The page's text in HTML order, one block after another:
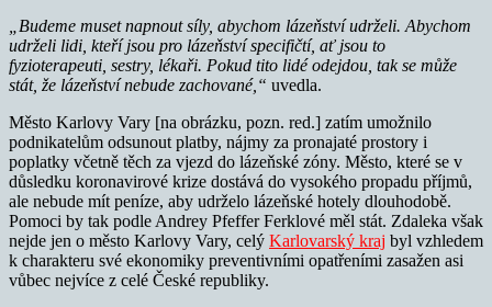
„Budeme muset napnout síly, abychom lázeňství udrželi. Abychom
udrželi lidi, kteří jsou pro lázeňství specifičtí, ať jsou to
fyzioterapeuti, sestry, lékaři. Pokud tito lidé odejdou, tak se může
stát, že lázeňství nebude zachované,“ uvedla.
Město Karlovy Vary [na obrázku, pozn. red.] zatím umožnilo
podnikatelům odsunout platby, nájmy za pronajaté prostory i
poplatky včetně těch za vjezd do lázeňské zóny. Město, které se v
důsledku koronavirové krize dostává do vysokého propadu příjmů,
ale nebude mít peníze, aby udrželo lázeňské hotely dlouhodobě.
Pomoci by tak podle Andrey Pfeffer Ferklové měl stát. Zdaleka však
nejde jen o město Karlovy Vary, celý Karlovarský kraj byl vzhledem
k charakteru své ekonomiky preventivními opatřeními zasažen asi
vůbec nejvíce z celé České republiky.